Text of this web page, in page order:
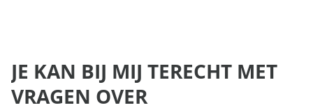
JE KAN BIJ MIJ TERECHT MET
VRAGEN OVER